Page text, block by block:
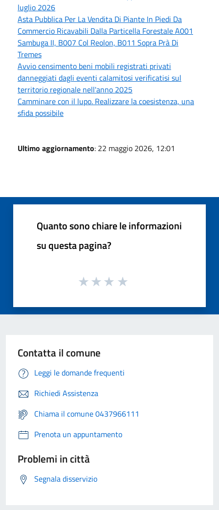
luglio 2026
Asta Pubblica Per La Vendita Di Piante In Piedi Da
Commercio Ricavabili Dalla Particella Forestale A001
Sambuga II, B007 Col Reolon, B011 Sopra Prà Di
Tremes
Avvio censimento beni mobili registrati privati
danneggiati dagli eventi calamitosi verificatisi sul
territorio regionale nell'anno 2025
Camminare con il lupo. Realizzare la coesistenza, una
sfida possibile
Ultimo aggiornamento: 22 maggio 2026, 12:01
Quanto sono chiare le informazioni
su questa pagina?
Contatta il comune
Leggi le domande frequenti
Richiedi Assistenza
Chiama il comune 0437966111
Prenota un appuntamento
Problemi in città
Segnala disservizio